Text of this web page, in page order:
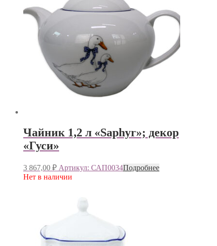
Чайник 1,2 л «Saphyr»; декор
«Гуси»
3 867,00 ₽ Артикул: САП0034Подробнее
Нет в наличии